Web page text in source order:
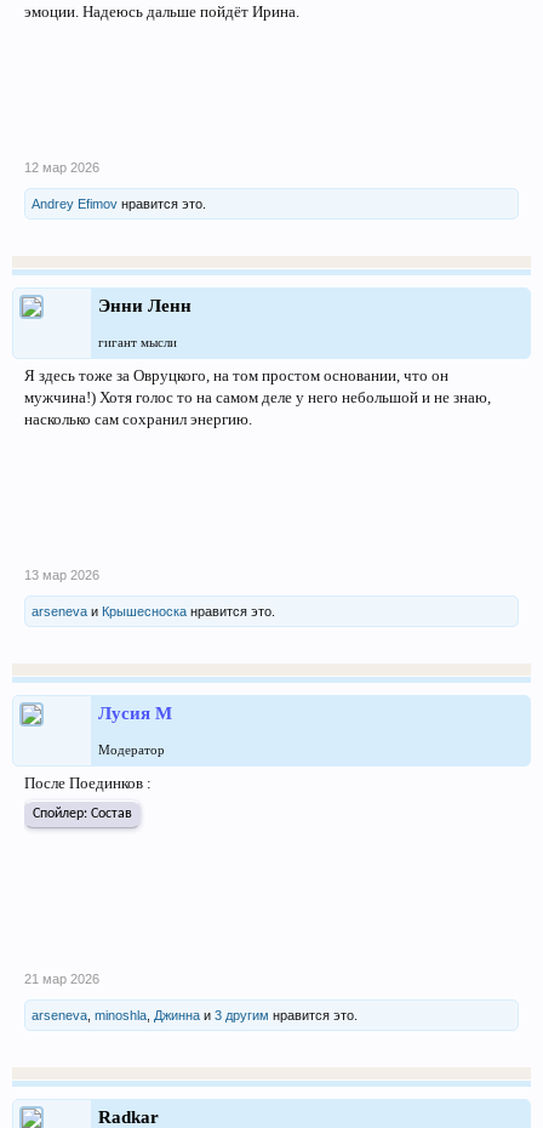
эмоции. Надеюсь дальше пойдёт Ирина.
12 мар 2026
Andrey Efimov нравится это.
Энни Ленн
гигант мысли
Я здесь тоже за Овруцкого, на том простом основании, что он
мужчина!) Хотя голос то на самом деле у него небольшой и не знаю,
насколько сам сохранил энергию.
13 мар 2026
arseneva и Крышесноска нравится это.
Лусия М
Модератор
После Поединков :
Спойлер: Состав
21 мар 2026
arseneva minoshla Джинна и 3 другим нравится это.
Radkar